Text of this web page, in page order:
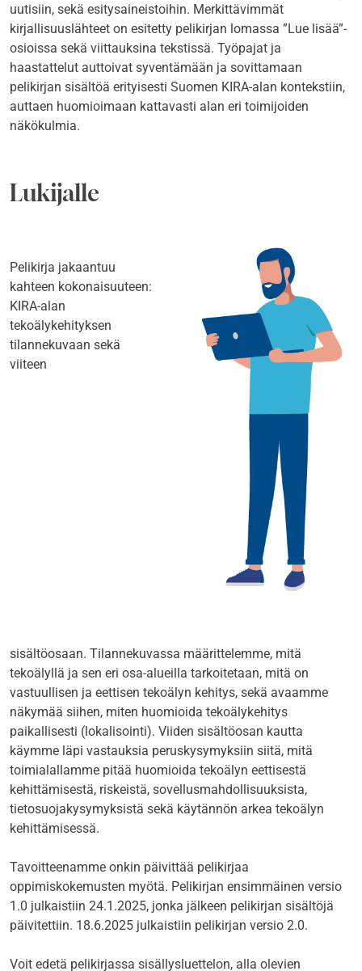
uutisiin, sekä esitysaineistoihin. Merkittävimmät
kirjallisuuslähteet on esitetty pelikirjan lomassa ”Lue lisää”-
osioissa sekä viittauksina tekstissä. Työpajat ja
haastattelut auttoivat syventämään ja sovittamaan
pelikirjan sisältöä erityisesti Suomen KIRA-alan kontekstiin,
auttaen huomioimaan kattavasti alan eri toimijoiden
näkökulmia.
Lukijalle
Pelikirja jakaantuu
kahteen kokonaisuuteen:
KIRA-alan
tekoälykehityksen
tilannekuvaan sekä
viiteen
sisältöosaan. Tilannekuvassa määrittelemme, mitä
tekoälyllä ja sen eri osa-alueilla tarkoitetaan, mitä on
vastuullisen ja eettisen tekoälyn kehitys, sekä avaamme
näkymää siihen, miten huomioida tekoälykehitys
paikallisesti (lokalisointi). Viiden sisältöosan kautta
käymme läpi vastauksia peruskysymyksiin siitä, mitä
toimialallamme pitää huomioida tekoälyn eettisestä
kehittämisestä, riskeistä, sovellusmahdollisuuksista,
tietosuojakysymyksistä sekä käytännön arkea tekoälyn
kehittämisessä.
Tavoitteenamme onkin päivittää pelikirjaa
oppimiskokemusten myötä. Pelikirjan ensimmäinen versio
1.0 julkaistiin 24.1.2025, jonka jälkeen pelikirjan sisältöjä
päivitettiin. 18.6.2025 julkaistiin pelikirjan versio 2.0.
Voit edetä pelikirjassa sisällysluettelon, alla olevien